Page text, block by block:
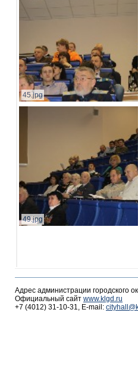
45.jpg
49.jpg
Адрес администрации городского
Официальный сайт www.klgd.ru
+7 (4012) 31-10-31, E-mail: